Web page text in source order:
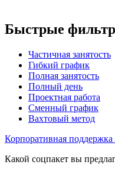
Быстрые
Частичная занятость
Гибкий график
Полная занятость
Полный день
Проектная работа
Сменный график
Вахтовый метод
Корпоративная поддержка
Какой соцпакет вы